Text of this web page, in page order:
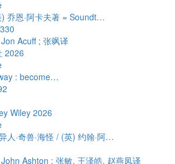
乔恩·阿卡夫著 = Soundt…
Acuff ; 张飒译
2026
: become…
Wiley 2026
人·奇兽·海怪 / (英) 约翰·阿…
Ashton ; 张敏, 王泽皓, 赵燕凤译